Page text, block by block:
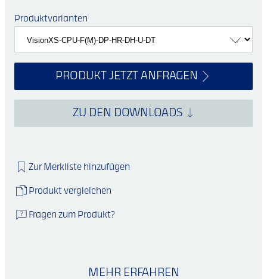
Produktvarianten
PRODUKT JETZT ANFRAGEN
ZU DEN DOWNLOADS
Zur Merkliste hinzufügen
Produkt vergleichen
Fragen zum Produkt?
MEHR ERFAHREN